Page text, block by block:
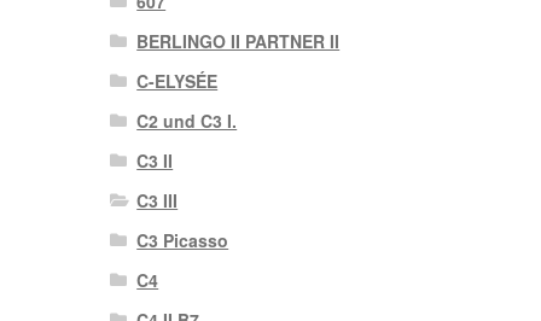
BERLINGO II PARTNER II
C-ELYSÉE
C2 und C3 I.
C3 II
C3 III
C3 Picasso
C4